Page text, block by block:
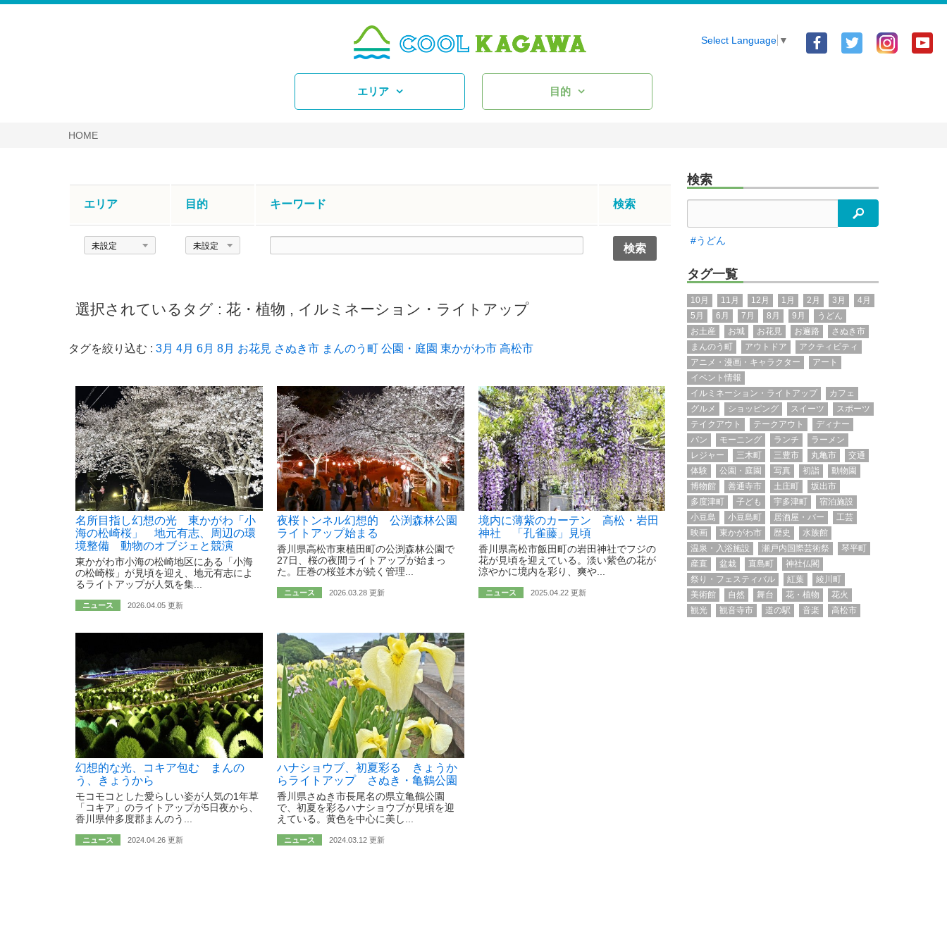
Facebook
Twitter
Select Language ▼
エリア 目的
HOME
エリア 目的 キーワード 検索
エ
目
ド
選択されているタグ : 花・植物 , イルミネーション・ライトアップ
タグを絞り込む : 3月 4月 6月 8月 お花見 さぬき市 まんのう町 公園・庭園 東かがわ市 高松市
名所目指し幻想の光 東かがわ「小
海の松崎桜」 地元有志、周辺の環
境整備 動物のオブジェと競演
東かがわ市小海の松崎地区にある「小海
の松崎桜」が見頃を迎え、地元有志によ
るライトアップが人気を集...
ニュース 2026.04.05 更新
夜桜トンネル幻想的 公渕森林公園
ライトアップ始まる
香川県高松市東植田町の公渕森林公園で
27日、桜の夜間ライトアップが始まっ
た。圧巻の桜並木が続く管理...
ニュース 2026.03.28 更新
境内に薄紫のカーテン 高松・岩田
神社 「孔雀藤」見頃
香川県高松市飯田町の岩田神社でフジの
花が見頃を迎えている。淡い紫色の花が
涼やかに境内を彩り、爽や...
ニュース 2025.04.22 更新
幻想的な光、コキア包む まんの
う、きょうから
モコモコとした愛らしい姿が人気の1年草
「コキア」のライトアップが5日夜から、
香川県仲多度郡まんのう...
ニュース 2024.04.26 更新
ハナショウブ、初夏彩る きょうか
らライトアップ さぬき・亀鶴公園
香川県さぬき市長尾名の県立亀鶴公園
で、初夏を彩るハナショウブが見頃を迎
えている。黄色を中心に美し...
ニュース 2024.03.12 更新
検索
検索
#うどん
タグ一覧
10月 11月 12月 1月 2月 3月
4月
5月
6月 7月 8月 9月
うどん
お土産
お城 お花見 お遍路
さぬき市
まんのう町
アウトドア
アクティビティ
アニメ・漫画・キャラクター
アート
イベント情報
イルミネーション・ライトアップ
カフェ
グルメ
ショッピング スイーツ
スポーツ
テイクアウト
テークアウト
ディナー
パン
モーニング ランチ
ラーメン
レジャー
三木町 三豊市 丸亀市
交通
体験
公園・庭園 写真 初詣
動物園
博物館
善通寺市 土庄町
坂出市
多度津町
子ども 宇多津町
宿泊施設
小豆島
小豆島町 居酒屋・バー
工芸
映画
東かがわ市 歴史
水族館
温泉・入浴施設
瀬戸内国際芸術祭
琴平町
産直
盆栽 直島町
神社仏閣
祭り・フェスティバル
紅葉
綾川町
美術館
自然 舞台 花・植物
花火
観光
観音寺市 道の駅 音楽 高松市